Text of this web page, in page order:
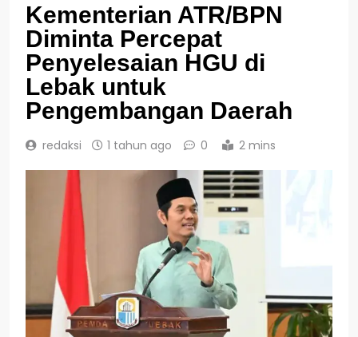
Kementerian ATR/BPN
Diminta Percepat
Penyelesaian HGU di
Lebak untuk
Pengembangan Daerah
redaksi 1 tahun ago 0 2 mins